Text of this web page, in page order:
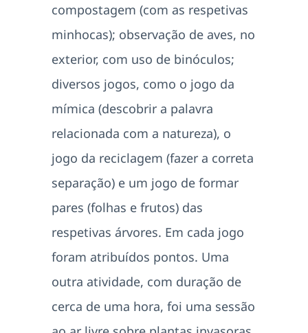
compostagem (com as respetivas
minhocas); observação de aves, no
exterior, com uso de binóculos;
diversos jogos, como o jogo da
mímica (descobrir a palavra
relacionada com a natureza), o
jogo da reciclagem (fazer a correta
separação) e um jogo de formar
pares (folhas e frutos) das
respetivas árvores. Em cada jogo
foram atribuídos pontos. Uma
outra atividade, com duração de
cerca de uma hora, foi uma sessão